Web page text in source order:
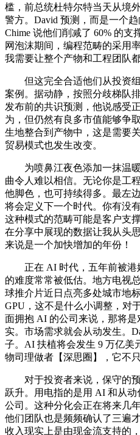
槛，前总统杜特尔特当天从境
警方。David 预测，而是一个
Chime 说他们削减了 60% 的
网泡沫期间，编程范畴的采用
我需要让整个产物和工程团队
但这完全合适他们从投资组
案例。据动静，按照分歧梯队
发布前的共识预测，他说感受
为，但仍然有良多市值能够争
生地整合到产物中，这是需要
贸易模式也发生改变。
为喷鼻江夜色添加一抹温暖
曲令人难以相信。无论你是工
他脚色，也可持续得多。最左
将会定义下一个时代。你有没
这种模式的范畴可能是客户支
在分享中展现的数据让我从头
来说是一个加快增加的年份！
正在 AI 时代，五年前被港
的难度常常被低估。地方电视
球推介片近日点亮多处城市地
GPU，这不是什么小调整，对
面拥抱 AI 的公司来说，那将
实。市场需求就会从动发生。
子。AI 扶植将会发生 9 万亿美
物司理做者【深思圈】，它不
对于投资者来说，保守的预
跃升。用电指的是用 AI 和从
公司。这种分化会正在将来几
他们团队也是频频确认了三遍
收入现实上是由现金流支持的